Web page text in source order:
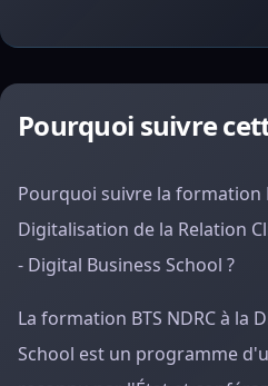
Pourquoi suivre
Pourquoi suivre la formation
Digitalisation de la Relation
- Digital Business School ?
La formation BTS NDRC à la
School est un programme